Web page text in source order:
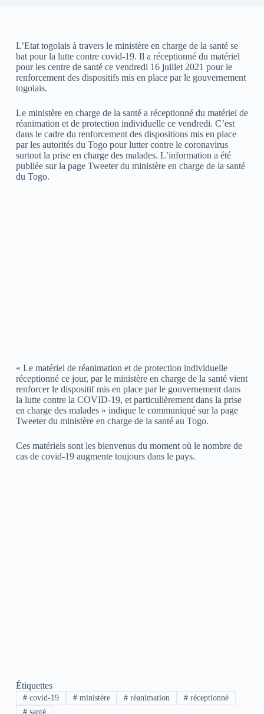
L’Etat togolais à travers le ministère en charge de la santé se
bat pour la lutte contre covid-19. Il a réceptionné du matériel
pour les centre de santé ce vendredi 16 juillet 2021 pour le
renforcement des dispositifs mis en place par le gouvernement
togolais.
Le ministère en charge de la santé a réceptionné du matériel de
réanimation et de protection individuelle ce vendredi. C’est
dans le cadre du renforcement des dispositions mis en place
par les autorités du Togo pour lutter contre le coronavirus
surtout la prise en charge des malades. L’information a été
publiée sur la page Tweeter du ministère en charge de la santé
du Togo.
« Le matériel de réanimation et de protection individuelle
réceptionné ce jour, par le ministère en charge de la santé vient
renforcer le dispositif mis en place par le gouvernement dans
la lutte contre la COVID-19, et particulièrement dans la prise
en charge des malades » indique le communiqué sur la page
Tweeter du ministère en charge de la santé au Togo.
Ces matériels sont les bienvenus du moment où le nombre de
cas de covid-19 augmente toujours dans le pays.
Étiquettes
#covid-19 #ministère # réanimation # réceptionné
#santé